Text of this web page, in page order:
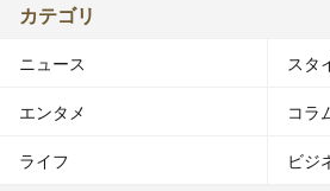
カテゴリ
ニュース スタ
エンタメ コラ
ライフ ビジ